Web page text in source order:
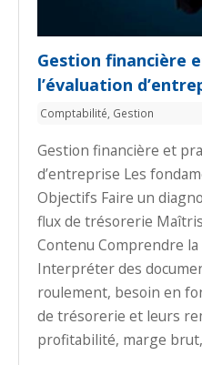
Gestion financière
l’évaluation
Comptabilité Gestion
Gestion financière et
d’entreprise Les
Objectifs Faire un
flux de trésorerie
Contenu Comprendre
Interpréter des
roulement, besoin en
de trésorerie et leurs
profitabilité, marge